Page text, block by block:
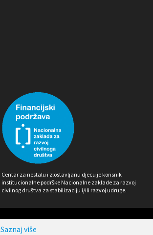
Centar za nestalu i zlostavljanu djecu je korisnik
institucionalne podrške Nacionalne zaklade za razvoj
civilnog društva za stabilizaciju i/ili razvoj udruge.
Saznaj više